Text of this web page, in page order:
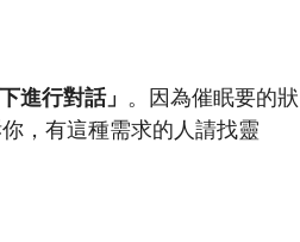
進行對話」 。因為催眠要的狀
，有這種需求的人請找靈